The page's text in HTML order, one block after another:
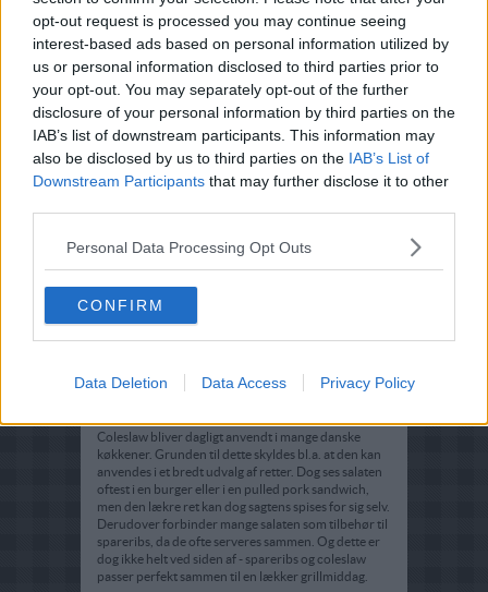
opt-out request is processed you may continue seeing
interest-based ads based on personal information utilized by
us or personal information disclosed to third parties prior to
your opt-out. You may separately opt-out of the further
disclosure of your personal information by third parties on the
IAB’s list of downstream participants. This information may
also be disclosed by us to third parties on the IAB’s List of
Downstream Participants that may further disclose it to other
Personal Data Processing Opt Outs
CONFIRM
Data Deletion Data Access Privacy Policy
Beskrivelse
Opskrift på coleslaw med hvidkål
Mums, findes der noget bedre en knasende sprød
salat? Denne salat er det perfekte supplement til
sommerens mange grillretter med venner og familie.
Her får du opskriften på en nem coleslaw salat, som
kan laves i sidste øjeblik inden servering.
moderne variant med mayonnaise som dressing
Populært med hjemmelavet
Coleslaw bliver dagligt anvendt i mange danske
køkkener. Grunden til dette skyldes bl.a. at den kan
anvendes i et bredt udvalg af retter. Dog ses salaten
oftest i en burger eller i en pulled pork sandwich,
men den lækre ret kan dog sagtens spises for sig selv.
Derudover forbinder mange salaten som tilbehør til
spareribs, da de ofte serveres sammen. Og dette er
dog ikke helt ved siden af - spareribs og coleslaw
passer perfekt sammen til en lækker grillmiddag.